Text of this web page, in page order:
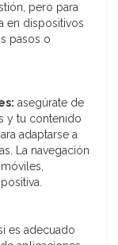
pero para
en dispositivos
pasos o
asegúrate de
y tu contenido
adaptarse a
La navegación
es adecuado